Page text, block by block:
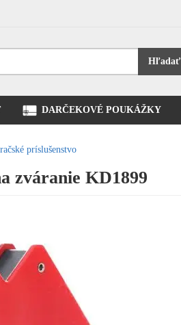
Hľadať
DARČEKOVÉ POUKÁŽKY
príslušenstvo
zváranie KD1899